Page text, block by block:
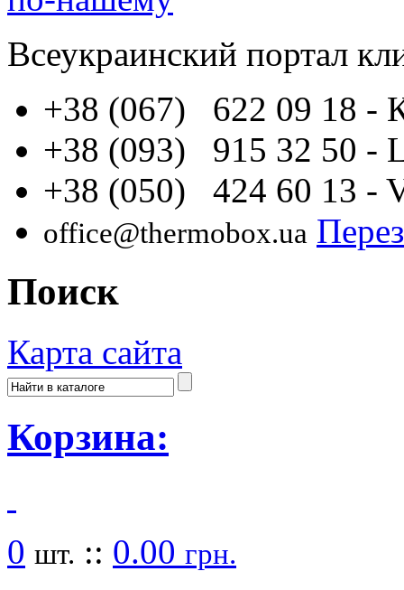
Всеукраинский портал
+38 (067) 622 09 18 -
+38 (093) 915 32 50 -
+38 (050) 424 60 13 -
office@thermobox.ua
Поиск
Карта сайта
Корзина:
0 шт. :: 0.00 грн.